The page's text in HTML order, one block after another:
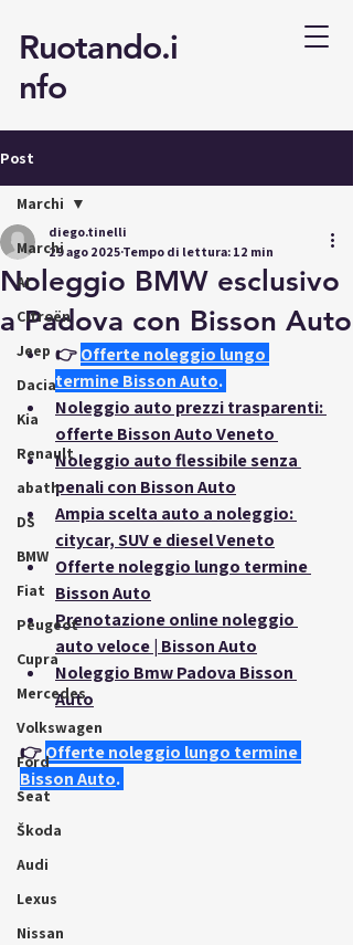
Ruotando.i
nfo
Post
Marchi
AI
Citroën
Jeep
Dacia
Kia
Renault
abath
DS
BMW
Fiat
Peugeot
Cupra
Mercedes
Volkswagen
Ford
Seat
Škoda
Audi
Lexus
Nissan
Marchi
Noleggio BMW esclusivo
a Padova con Bisson Auto
diego.tinelli
29 ago 2025Tempo di lettura: 12 min
👉Offerte noleggio lungo
termine Bisson Auto.
Noleggio auto prezzi trasparenti:
offerte Bisson Auto Veneto
Noleggio auto flessibile senza
penali con Bisson Auto
Ampia scelta auto a noleggio:
citycar, SUV e diesel Veneto
Offerte noleggio lungo termine
Bisson Auto
Prenotazione online noleggio
auto veloce | Bisson Auto
Noleggio Bmw Padova Bisson
Auto
👉Offerte noleggio lungo termine
Bisson Auto.